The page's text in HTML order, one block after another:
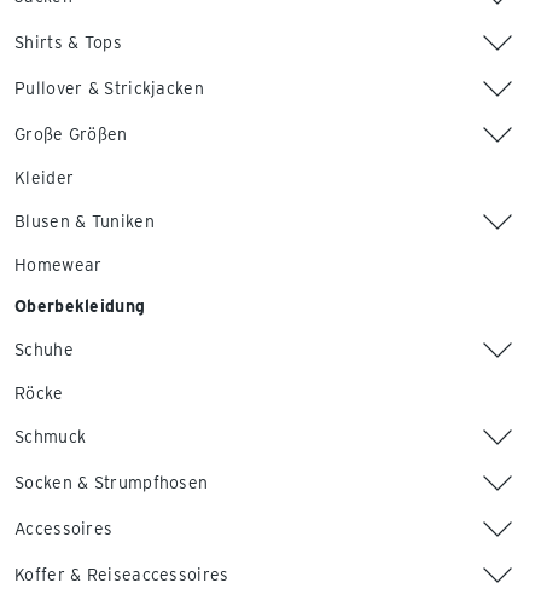
Shirts & Tops
Pullover & Strickjacken
Große Größen
Kleider
Blusen & Tuniken
Homewear
Oberbekleidung
Schuhe
Röcke
Schmuck
Socken & Strumpfhosen
Accessoires
Koffer & Reiseaccessoires